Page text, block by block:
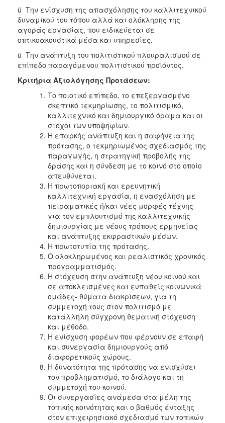
ü Την ενίσχυση της απασχόλησης του καλλιτεχνικού
δυναμικού του τόπου αλλά και ολόκληρης της
αγοράς εργασίας, που ειδικεύεται σε
οπτικοακουστικά μέσα και υπηρεσίες.
ü Την ανάπτυξη του πολιτιστικού πλουραλισμού σε
επίπεδο παραγόμενου πολιτιστικού προϊόντος.
Κριτήρια Αξιολόγησης Προτάσεων:
Το ποιοτικό επίπεδο, το επεξεργασμένο
σκεπτικό τεκμηρίωσης, το πολιτισμικό,
καλλιτεχνικό και δημιουργικό όραμα και οι
στόχοι των υποψηφίων.
Η επαρκής ανάπτυξη και η σαφήνεια της
πρότασης, ο τεκμηριωμένος σχεδιασμός της
παραγωγής, η στρατηγική προβολής της
δράσης και η σύνδεση με το κοινό στο οποίο
απευθύνεται.
Η πρωτοποριακή και ερευνητική
καλλιτεχνική εργασία, η ενασχόληση με
πειραματικές ή/και νέες μορφές τέχνης
για τον εμπλουτισμό της καλλιτεχνικής
δημιουργίας με νέους τρόπους ερμηνείας
και ανάπτυξης εκφραστικών μέσων.
Η πρωτοτυπία της πρότασης.
Ο ολοκληρωμένος και ρεαλιστικός χρονικός
προγραμματισμός.
Η στόχευση στην ανάπτυξη νέου κοινού και
σε αποκλεισμένες και ευπαθείς κοινωνικά
ομάδες- θύματα διακρίσεων, για τη
συμμετοχή τους στον πολιτισμό με
κατάλληλη σύγχρονη θεματική στόχευση
και μέθοδο.
Η ενίσχυση φορέων που φέρνουν σε επαφή
και συνεργασία δημιουργούς από
διαφορετικούς χώρους.
Η δυνατότητα της πρότασης να ενισχύσει
τον προβληματισμό, το διάλογο και τη
συμμετοχή του κοινού.
Οι συνεργασίες ανάμεσα στα μέλη της
τοπικής κοινότητας και ο βαθμός ένταξης
στον επιχειρησιακό σχεδιασμό των τοπικών